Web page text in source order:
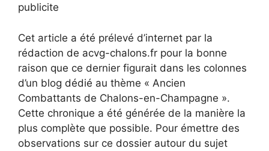
publicite
Cet article a été prélevé d’internet par la
rédaction de acvg-chalons.fr pour la bonne
raison que ce dernier figurait dans les colonnes
d’un blog dédié au thème « Ancien
Combattants de Chalons-en-Champagne ».
Cette chronique a été générée de la manière la
plus complète que possible. Pour émettre des
observations sur ce dossier autour du sujet